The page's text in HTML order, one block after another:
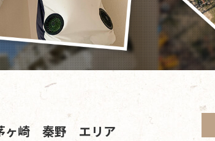
ヶ崎 秦野 エリア